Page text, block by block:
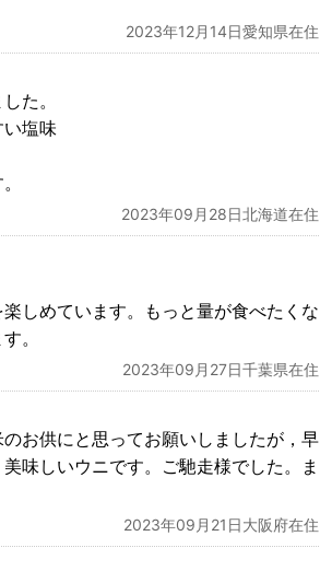
2023年12月14日愛知県在住
た。
塩味
2023年09月28日北海道在住
しめています。もっと量が食べたくな
。
2023年09月27日千葉県在住
お供にと思ってお願いしましたが，早
味しいウニです。ご馳走様でした。ま
2023年09月21日大阪府在住